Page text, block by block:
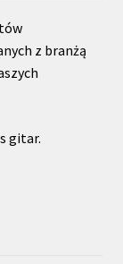
z branżą
gitar.